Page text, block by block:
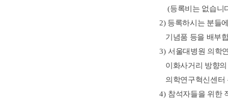
(등록비는 없습니
2) 등록하시는 분들
기념품 등을 배부합
3) 서울대병원 의학
이화사거리 방향
의학연구혁신센터 주
4) 참석자들을 위한